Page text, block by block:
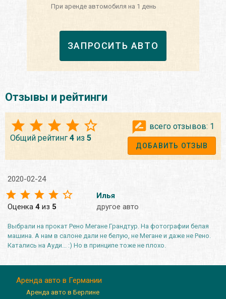
При аренде автомобиля на 1 день
ЗАПРОСИТЬ АВТО
Отзывы и рейтинги
Общий рейтинг 4 из 5
всего отзывов: 1
ДОБАВИТЬ ОТЗЫВ
2020-02-24
Оценка 4 из 5
Илья
другое авто
Выбрали на прокат Рено Мегане Грандтур. На фотографии белая
машина. А нам в салоне дали не белую, не Мегане и даже не Рено.
Катались на Ауди... :) Но в принципе тоже не плохо.
Аренда авто в Германии
Аренда авто в Берлине